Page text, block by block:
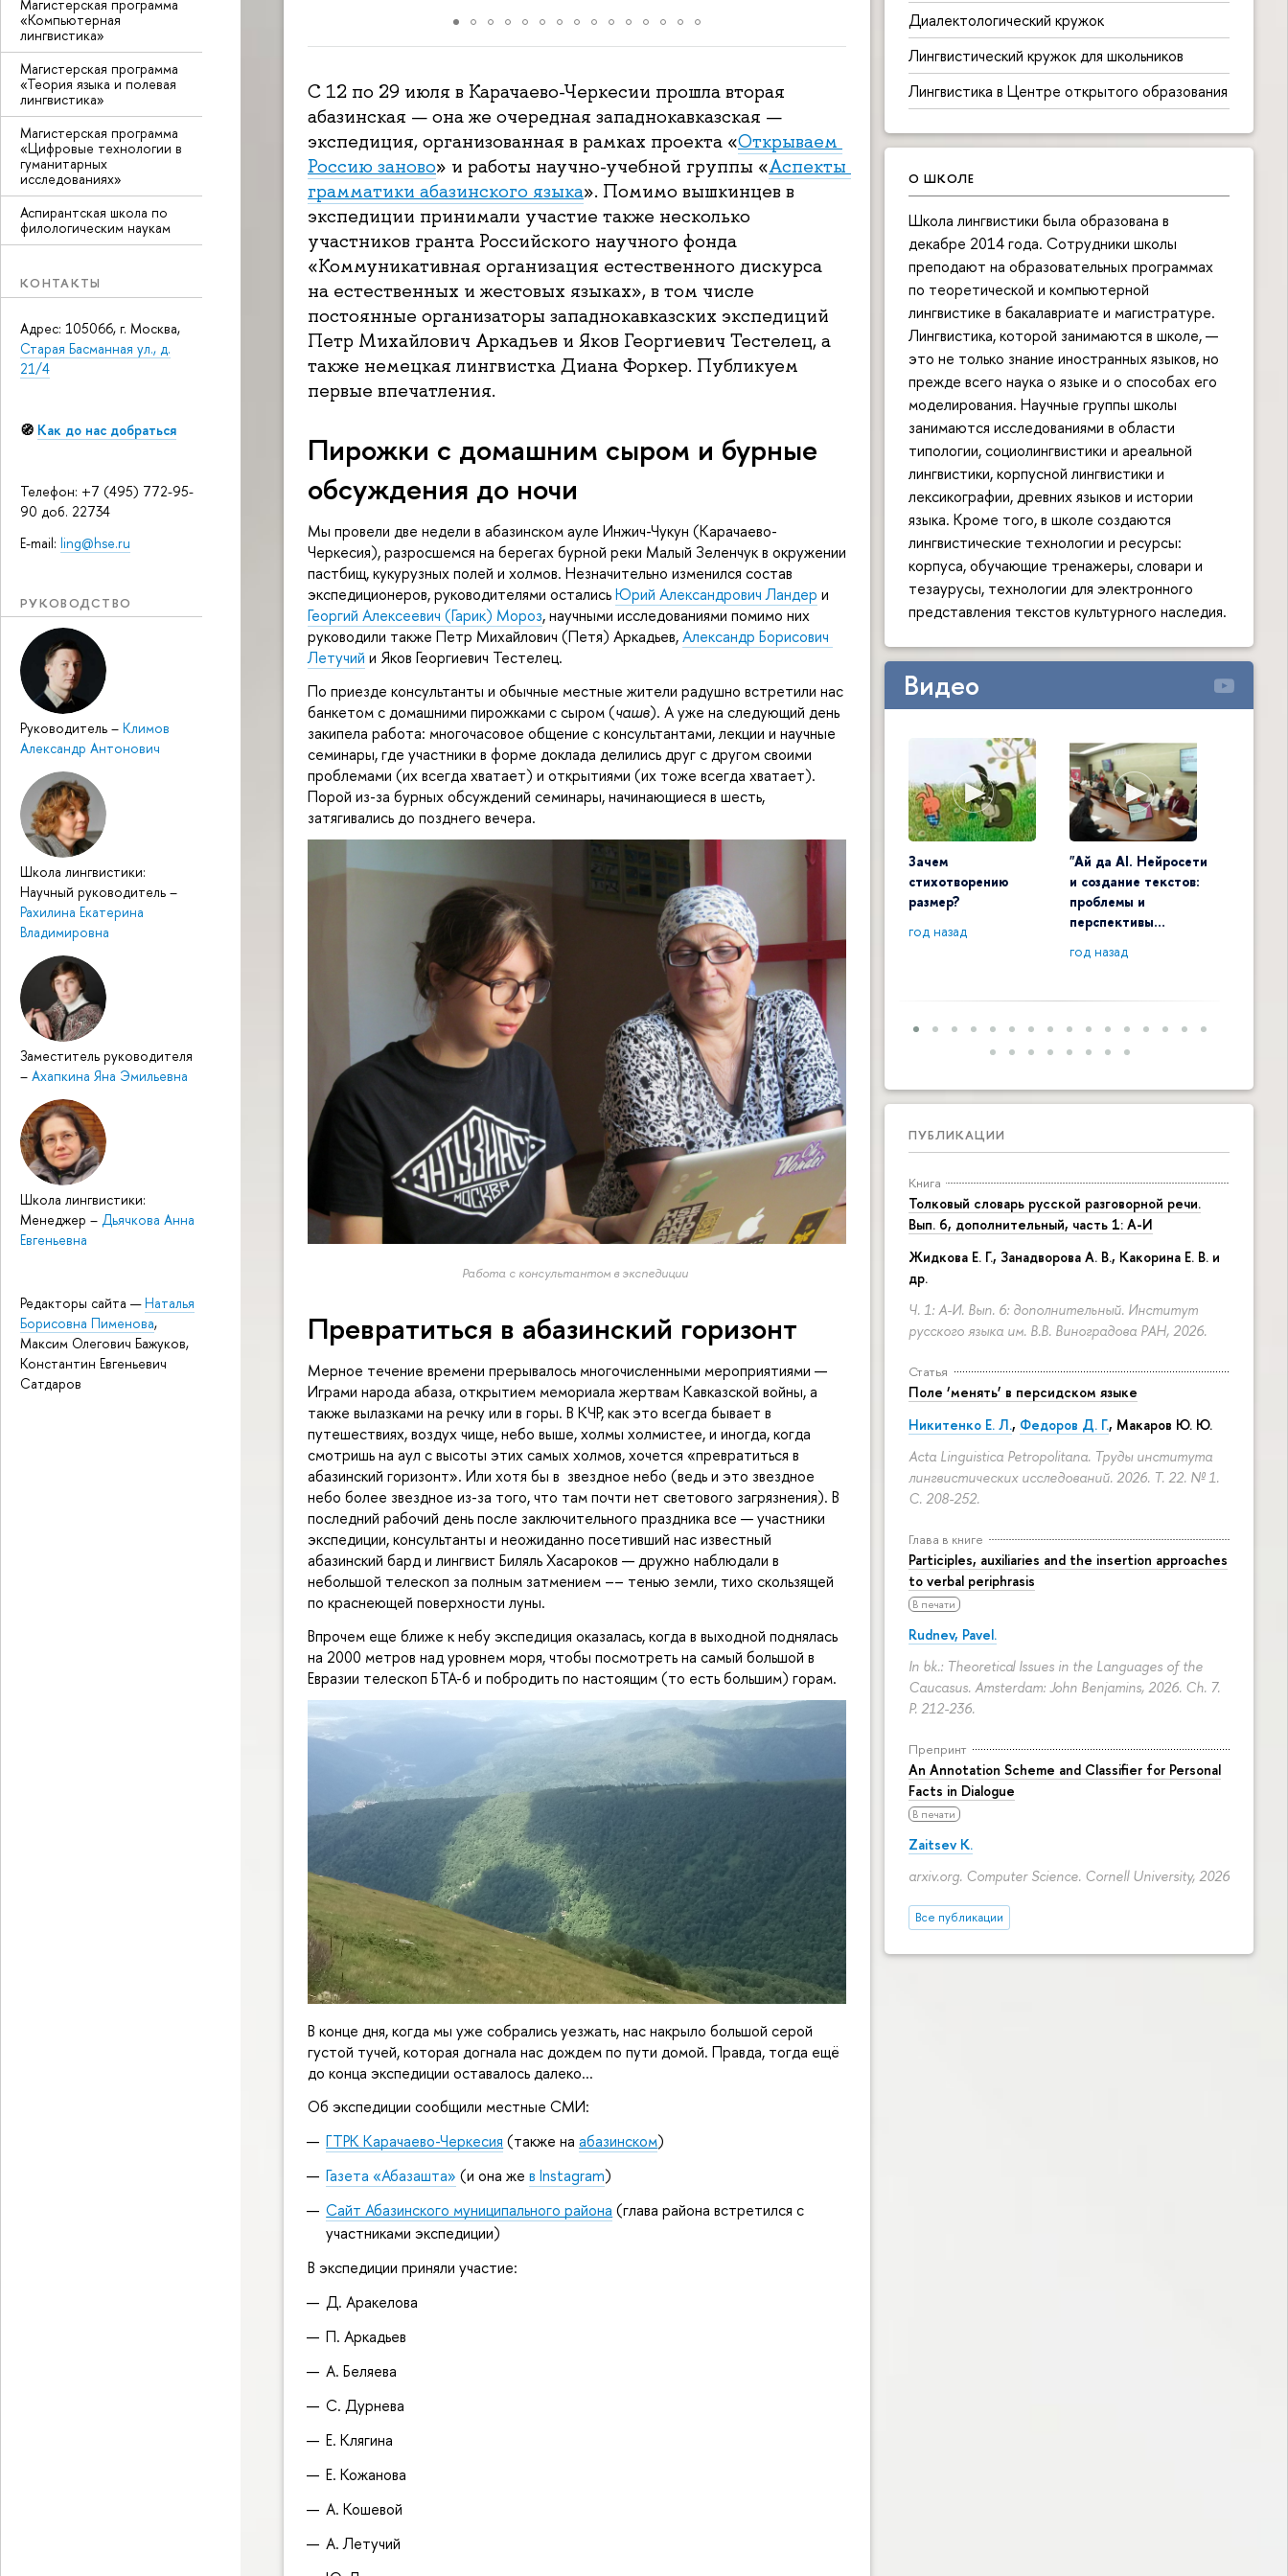
Магистерская программа
«Компьютерная
лингвистика»
Магистерская программа
«Теория языка и полевая
лингвистика»
Магистерская программа
«Цифровые технологии в
гуманитарных
исследованиях»
Аспирантская школа по
филологическим наукам
КОНТАКТЫ
Адрес: 105066, г. Москва,
Старая Басманная ул., д.
21/4
🧭 Как до нас добраться
Телефон: +7 (495) 772-95-
90 доб. 22734
E-mail: ling@hse.ru
РУКОВОДСТВО
Руководитель – Климов
Александр Антонович
Школа лингвистики:
Научный руководитель –
Рахилина Екатерина
Владимировна
Заместитель руководителя
– Ахапкина Яна Эмильевна
Школа лингвистики:
Менеджер – Дьячкова Анна
Евгеньевна
Редакторы сайта —Наталья
Борисовна Пименова,
Максим Олегович Бажуков,
Константин Евгеньевич
Сатдаров
Диалектологический кружок
Лингвистический кружок для школьников
Лингвистика в Центре открытого образования
О ШКОЛЕ
Школа лингвистики была образована в
декабре 2014 года. Сотрудники школы
преподают на образовательных программах
по теоретической и компьютерной
лингвистике в бакалавриате и магистратуре.
Лингвистика, которой занимаются в школе, —
это не только знание иностранных языков, но
прежде всего наука о языке и о способах его
моделирования. Научные группы школы
занимаются исследованиями в области
типологии, социолингвистики и ареальной
лингвистики, корпусной лингвистики и
лексикографии, древних языков и истории
языка. Кроме того, в школе создаются
лингвистические технологии и ресурсы:
корпуса, обучающие тренажеры, словари и
тезаурусы, технологии для электронного
представления текстов культурного наследия.
Видео
Зачем
стихотворению
размер?
год назад
"Ай да AI. Нейросети
и создание текстов:
проблемы и
перспективы…
год назад
ПУБЛИКАЦИИ
Книга
Толковый словарь русской разговорной речи.
Вып. 6, дополнительный, часть 1: А-И
Жидкова Е. Г., Занадворова А. В., Какорина Е. В. и
др.
Ч. 1: А-И. Вып. 6: дополнительный. Институт
русского языка им. В.В. Виноградова РАН, 2026.
Статья
Поле ‘менять’ в персидском языке
Никитенко Е. Л., Федоров Д. Г., Макаров Ю. Ю.
Acta Linguistica Petropolitana. Труды института
лингвистических исследований. 2026. Т. 22. № 1.
С. 208-252.
Глава в книге
Participles, auxiliaries and the insertion approaches
to verbal periphrasis
В печати
Rudnev, Pavel.
In bk.: Theoretical Issues in the Languages of the
Caucasus. Amsterdam: John Benjamins, 2026. Ch. 7.
P. 212-236.
Препринт
An Annotation Scheme and Classifier for Personal
Facts in Dialogue
В печати
Zaitsev K.
arxiv.org. Computer Science. Cornell University, 2026
Все публикации
С 12 по 29 июля в Карачаево-Черкесии прошла вторая
абазинская — она же очередная западнокавказская —
экспедиция, организованная в рамках проекта «Открываем
Россию заново» и работы научно-учебной группы «Аспекты
грамматики абазинского языка». Помимо вышкинцев в
экспедиции принимали участие также несколько
участников гранта Российского научного фонда
«Коммуникативная организация естественного дискурса
на естественных и жестовых языках», в том числе
Петр Михайлович Аркадьев и Яков Георгиевич Тестелец, а
также немецкая лингвистка Диана Форкер. Публикуем
первые впечатления.
Пирожки с домашним сыром и бурные
обсуждения до ночи
Мы провели две недели в абазинском ауле Инжич-Чукун (Карачаево-
Черкесия), разросшемся на берегах бурной реки Малый Зеленчук в окружении
пастбищ, кукурузных полей и холмов. Незначительно изменился состав
экспедиционеров, руководителями остались Юрий Александрович Ландер
Георгий Алексеевич (Гарик) Мороз, научными исследованиями помимо них
руководили также Петр Михайлович (Петя) Аркадьев, Александр Борисович
Летучий и Яков Георгиевич Тестелец.
По приезде консультанты и обычные местные жители радушно встретили нас
банкетом с домашними пирожками с сыром (чашв). А уже на следующий день
закипела работа: многочасовое общение с консультантами, лекции и научные
семинары, где участники в форме доклада делились друг с другом своими
Порой из-за бурных обсуждений семинары, начинающиеся в шесть,
затягивались до позднего вечера.
Работа с консультантом в экспедиции
Превратиться в абазинский горизонт
Мерное течение времени прерывалось многочисленными мероприятиями —
Играми народа абаза, открытием мемориала жертвам Кавказской войны, а
также вылазками на речку или в горы. В КЧР, как это всегда бывает в
путешествиях, воздух чище, небо выше, холмы холмистее, и иногда, когда
смотришь на аул с высоты этих самых холмов, хочется «превратиться в
абазинский горизонт». Или хотя бы в  звездное небо (ведь и это звездное
небо более звездное из-за того, что там почти нет светового загрязнения). В
последний рабочий день после заключительного праздника все — участники
экспедиции, консультанты и неожиданно посетивший нас известный
абазинский бард и лингвист Биляль Хасароков — дружно наблюдали в
небольшой телескоп за полным затмением –– тенью земли, тихо скользящей
по краснеющей поверхности луны.
Впрочем еще ближе к небу экспедиция оказалась, когда в выходной поднялась
на 2000 метров над уровнем моря, чтобы посмотреть на самый большой в
Евразии телескоп БТА-6 и побродить по настоящим (то есть большим) горам.
В конце дня, когда мы уже собрались уезжать, нас накрыло большой серой
густой тучей, которая догнала нас дождем по пути домой. Правда, тогда ещё
до конца экспедиции оставалось далеко...
Об экспедиции сообщили местные СМИ:
ГТРК Карачаево-Черкесия (также на абазинском)
Газета «Абазашта» (и она жев Instagram)
Сайт Абазинского муниципального района (глава района встретился с
участниками экспедиции)
В экспедиции приняли участие:
Д. Аракелова
П. Аркадьев
А. Беляева
С. Дурнева
Е. Клягина
Е. Кожанова
А. Кошевой
А. Летучий